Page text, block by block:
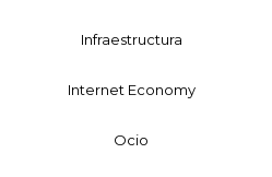
Infraestructura
Internet Economy
Ocio